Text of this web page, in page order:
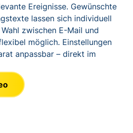
Ereignisse. Gewünschte
lassen sich individuell
zwischen E-Mail und
möglich. Einstellungen
anpassbar – direkt im